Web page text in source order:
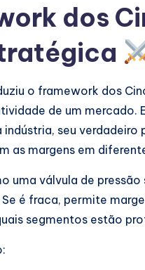
dos
o framework dos
de um mercado.
seu
as margens em
uma válvula de
é fraca, permite
segmentos estão